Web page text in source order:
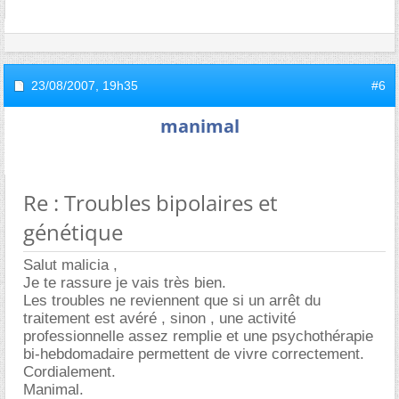
23/08/2007, 19h35 #6
manimal
Re : Troubles bipolaires et
génétique
Salut malicia ,
Je te rassure je vais très bien.
Les troubles ne reviennent que si un arrêt du
traitement est avéré , sinon , une activité
professionnelle assez remplie et une psychothérapie
bi-hebdomadaire permettent de vivre correctement.
Cordialement.
Manimal.